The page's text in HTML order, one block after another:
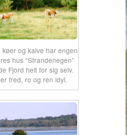
køer og kalve har engen
hus “Strandenegen”
Fjord helt for sig selv.
fred, ro og ren idyl.